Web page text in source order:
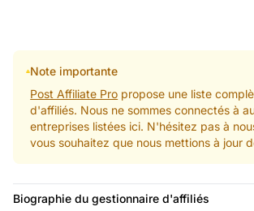
Note importante
Post Affiliate Pro propose une liste
d'affiliés. Nous ne sommes connectés à
entreprises listées ici. N'hésitez pas à
vous souhaitez que nous mettions à jour
Biographie du gestionnaire d'affiliés